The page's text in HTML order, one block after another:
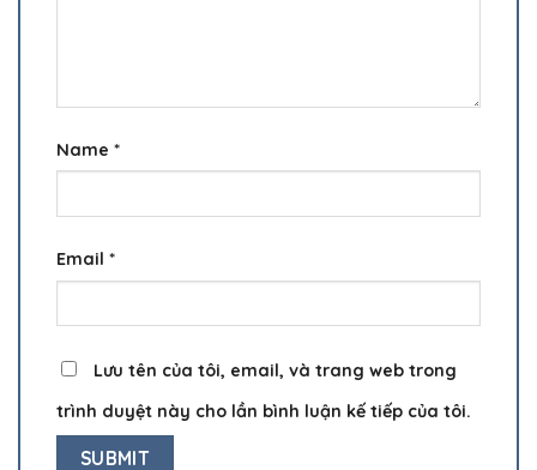
Name *
Email *
Lưu tên của tôi, email, và trang web trong
trình duyệt này cho lần bình luận kế tiếp của tôi.